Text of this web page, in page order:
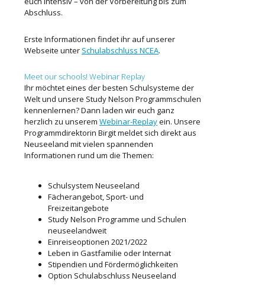
Abschluss.
Erste Informationen findet ihr auf unserer
Webseite unter Schulabschluss NCEA.
Meet our schools! Webinar Replay
Ihr möchtet eines der besten Schulsysteme der
Welt und unsere Study Nelson Programmschulen
kennenlernen? Dann laden wir euch ganz
herzlich zu unserem Webinar-Replayein. Unsere
Programmdirektorin Birgit meldet sich direkt aus
Neuseeland mit vielen spannenden
Informationen rund um die Themen:
Schulsystem Neuseeland
Fächerangebot, Sport- und
Freizeitangebote
Study Nelson Programme und Schulen
neuseelandweit
Einreiseoptionen 2021/2022
Leben in Gastfamilie oder Internat
Stipendien und Fördermöglichkeiten
Option Schulabschluss Neuseeland